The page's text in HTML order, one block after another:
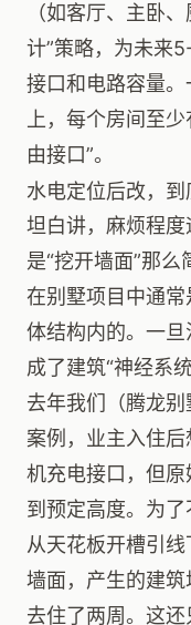
（如客厅、主卧
计”策略，为未来
接口和电路容量
上，每个房间至
由接口”。
水电定位后改，到
坦白讲，麻烦程
是“挖开墙面”那么
在别墅项目中通
体结构内的。一
成了建筑“神经系
去年我们（腾龙
案例，业主入住
机充电接口，但原
到预定高度。为
从天花板开槽引
墙面，产生的建
去住了两周。这还